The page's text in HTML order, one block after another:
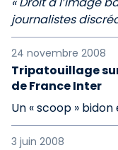
journalistes
24 novembre 2008
Tripatouillage
de France Inter
Un « scoop »
3 juin 2008